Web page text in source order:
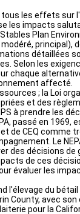
les effets sur
les impacts
Plan
principal),
détaillées
Selon les
chaque
affecté.
; la Loi
et des
à prendre les
passé en 1969,
de CEQ comme
Le
des décisions de
de ces
évaluer les
l'élevage du
County, avec
pour la